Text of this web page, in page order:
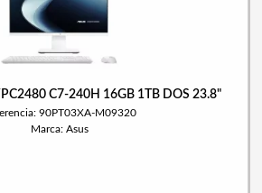
C7-240H 16GB 1TB DOS 23.8"
90PT03XA-M09320
Marca: Asus